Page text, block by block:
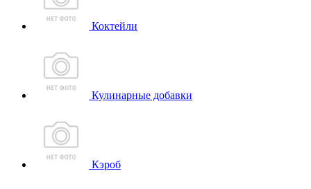
Коктейли
Кулинарные добавки
Кэроб